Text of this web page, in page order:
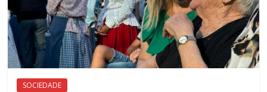
SOCIEDADE